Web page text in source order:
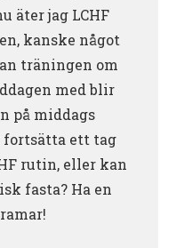
äter jag LCHF
kanske något
träningen om
med blir
på middags
fortsätta ett tag
rutin, eller kan
fasta? Ha en